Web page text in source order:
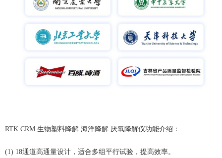
RTK CRM 生物塑料降解 海洋降解 厌氧降解仪功能介绍：
(1) 18通道高通量设计，适合多组平行试验，提高效率。